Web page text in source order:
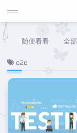
随便看看 全部
e2e